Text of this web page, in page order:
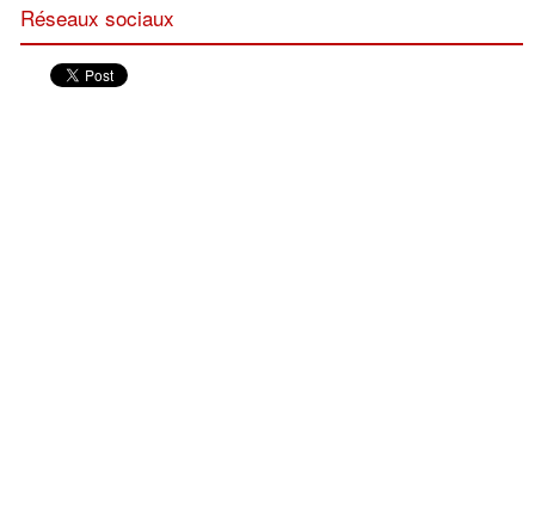
Réseaux sociaux